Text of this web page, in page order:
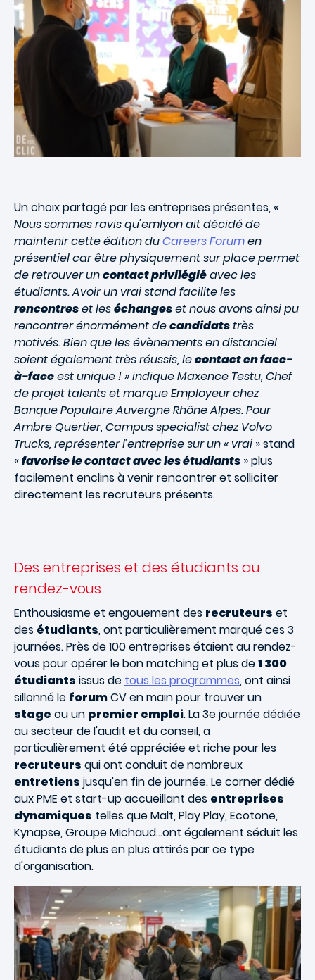
Un choix partagé par les entreprises présentes, «
Nous sommes ravis qu'emlyon ait décidé de
maintenir cette édition duCareers Forumen
présentiel car être physiquement sur place permet
de retrouver uncontact privilégiéavec les
étudiants. Avoir un vrai stand facilite les
rencontreset leséchangeset nous avons ainsi pu
rencontrer énormément decandidatstrès
motivés. Bien que les évènements en distanciel
soient également très réussis, lecontact en face-
à-faceest unique ! » indique Maxence Testu, Chef
de projet talents et marque Employeur chez
Banque Populaire Auvergne Rhône Alpes. Pour
Ambre Quertier, Campus specialist chez Volvo
Trucks, représenter l'entreprise sur un « vrai » stand
«favorise le contact avec les étudiants » plus
facilement enclins à venir rencontrer et solliciter
directement les recruteurs présents.
Des entreprises et des étudiants au
rendez-vous
Enthousiasme et engouement des recruteurs et
des étudiants, ont particulièrement marqué ces 3
journées. Près de 100 entreprises étaient au rendez-
vous pour opérer le bon matching et plus de1 300
étudiants issus de tous les programmes, ont ainsi
sillonné le forumCV en main pour trouver un
stage ou un premier emploi. La 3e journée dédiée
au secteur de l'audit et du conseil, a
particulièrement été appréciée et riche pour les
recruteurs qui ont conduit de nombreux
entretiens jusqu'en fin de journée. Le corner dédié
aux PME et start-up accueillant des entreprises
dynamiques telles que Malt, Play Play, Ecotone,
Kynapse, Groupe Michaud…ont également séduit les
étudiants de plus en plus attirés par ce type
d'organisation.